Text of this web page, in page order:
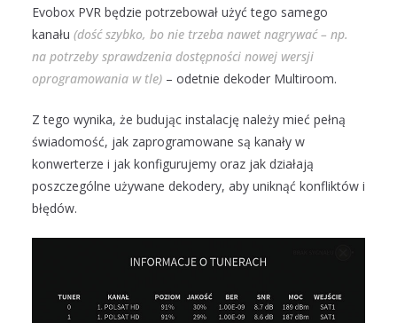
Evobox PVR będzie potrzebował użyć tego samego
kanału (dość szybko, bo nie trzeba nawet nagrywać – np.
na potrzeby sprawdzenia dostępności nowej wersji
oprogramowania w tle) – odetnie dekoder Multiroom.
Z tego wynika, że budując instalację należy mieć pełną
świadomość, jak zaprogramowane są kanały w
konwerterze i jak konfigurujemy oraz jak działają
poszczególne używane dekodery, aby uniknąć konfliktów i
błędów.